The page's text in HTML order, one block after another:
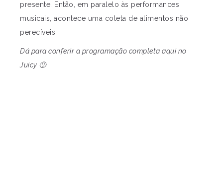
presente. Então, em paralelo às performances
musicais, acontece uma coleta de alimentos não
perecíveis.
Dá para conferir a programação completa aqui no
Juicy 🙂